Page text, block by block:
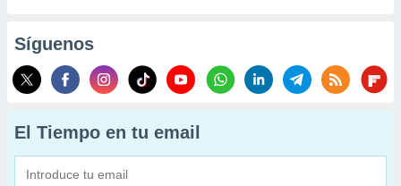
Síguenos
El Tiempo en tu email